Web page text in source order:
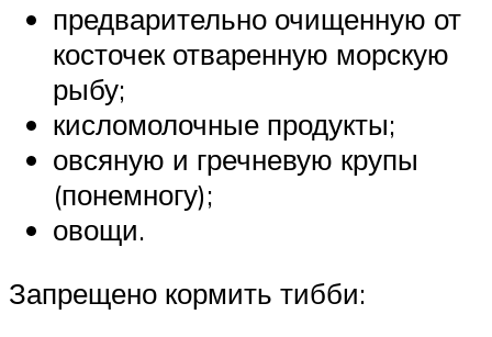
предварительно очищенную от
косточек отваренную морскую
рыбу;
кисломолочные продукты;
овсяную и гречневую крупы
(понемногу);
овощи.
Запрещено кормить тибби: